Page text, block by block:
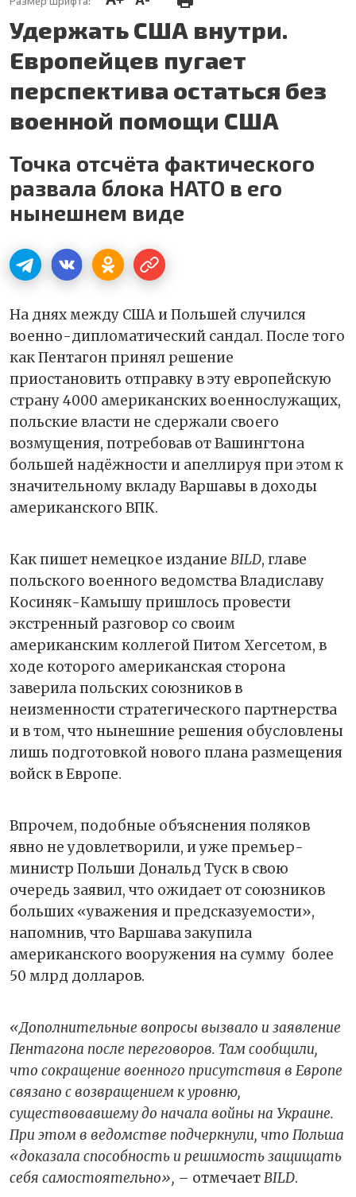
Удержать США внутри.
Европейцев пугает
перспектива остаться без
военной помощи США
Точка отсчёта фактического
развала блока НАТО в его
нынешнем виде
На днях между США и Польшей случился
военно-дипломатический сандал. После того
как Пентагон принял решение
приостановить отправку в эту европейскую
страну 4000 американских военнослужащих,
польские власти не сдержали своего
возмущения, потребовав от Вашингтона
большей надёжности и апеллируя при этом к
значительному вкладу Варшавы в доходы
американского ВПК.
Как пишет немецкое издание BILD, главе
польского военного ведомства Владиславу
Косиняк-Камышу пришлось провести
экстренный разговор со своим
американским коллегой Питом Хегсетом, в
ходе которого американская сторона
заверила польских союзников в
неизменности стратегического партнерства
и в том, что нынешние решения обусловлены
лишь подготовкой нового плана размещения
войск в Европе.
Впрочем, подобные объяснения поляков
явно не удовлетворили, и уже премьер-
министр Польши Дональд Туск в свою
очередь заявил, что ожидает от союзников
больших «уважения и предсказуемости»,
напомнив, что Варшава закупила
американского вооружения на сумму более
50 млрд долларов.
«Дополнительные вопросы вызвало и заявление
Пентагона после переговоров. Там сообщили,
что сокращение военного присутствия в Европе
связано с возвращением к уровню,
существовавшему до начала войны на Украине.
При этом в ведомстве подчеркнули, что Польша
«доказала способность и решимость защищать
себя самостоятельно», – отмечаетBILD.